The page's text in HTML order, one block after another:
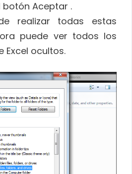
botón Aceptar .
realizar todas estas
puede ver todos los
Excel ocultos.